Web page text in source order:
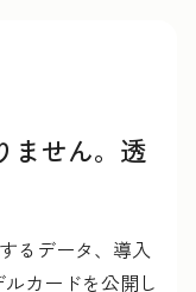
ません。透
るデータ、導入
カードを公開し